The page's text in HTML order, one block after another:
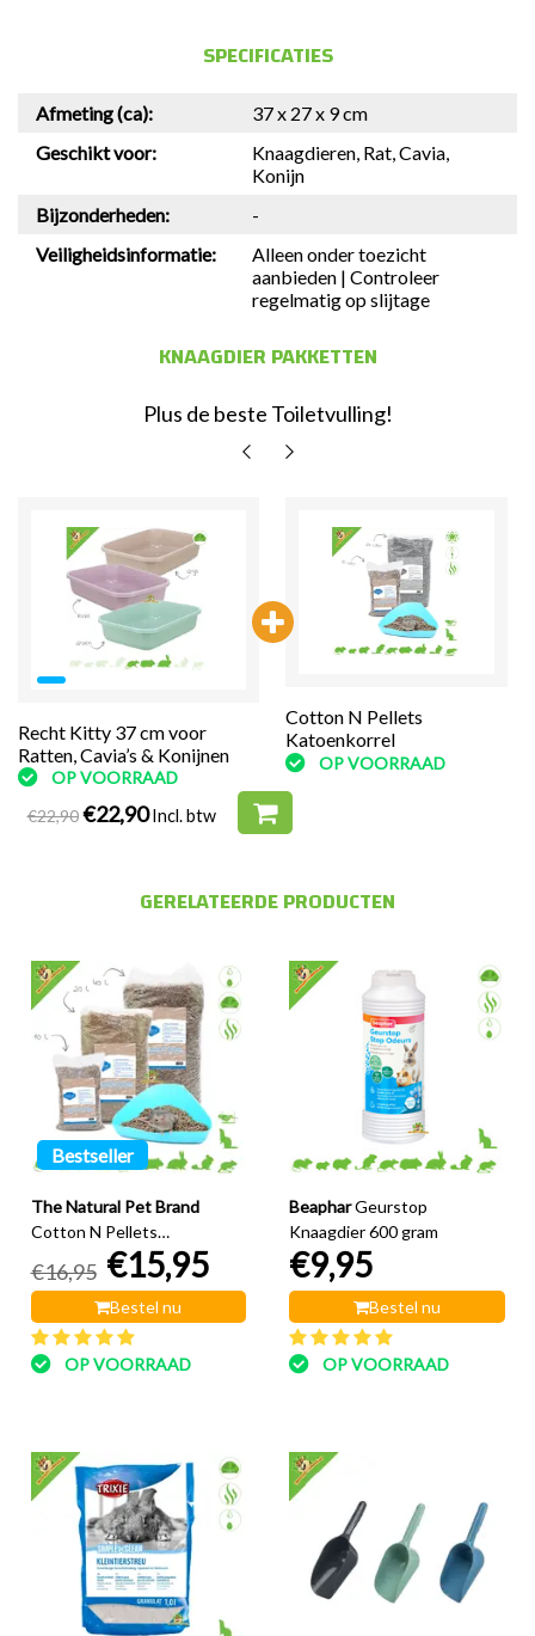
SPECIFICATIES
Afmeting (ca):
37 x 27 x 9 cm
Geschikt voor:
Knaagdieren, Rat, Cavia,
Konijn
Bijzonderheden:
-
Veiligheidsinformatie:
Alleen onder toezicht
aanbieden | Controleer
regelmatig op slijtage
KNAAGDIER PAKKETTEN
Plus de beste Toiletvulling!
Recht Kitty 37 cm voor
Ratten, Cavia’s & Konijnen
OP VOORRAAD
Katoenkorrel
OP VOORRAAD
Cotton N Pellets
Katoenkorrel
OP VOORRAAD
€22,90 €22,90 Incl. btw
GERELATEERDE PRODUCTEN
Bestseller
The Natural Pet Brand
Cotton N Pellets
Katoenkorrel
€16,95 €15,95
Bestel nu
OP VOORRAAD
BeapharGeurstop
Knaagdier 600 gram
€9,95
Bestel nu
OP VOORRAAD